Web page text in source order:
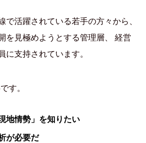
で活躍されている若手の方々から、
を見極めようとする管理層、 経営
に支持されています。
す。
地情勢」を知りたい
が必要だ